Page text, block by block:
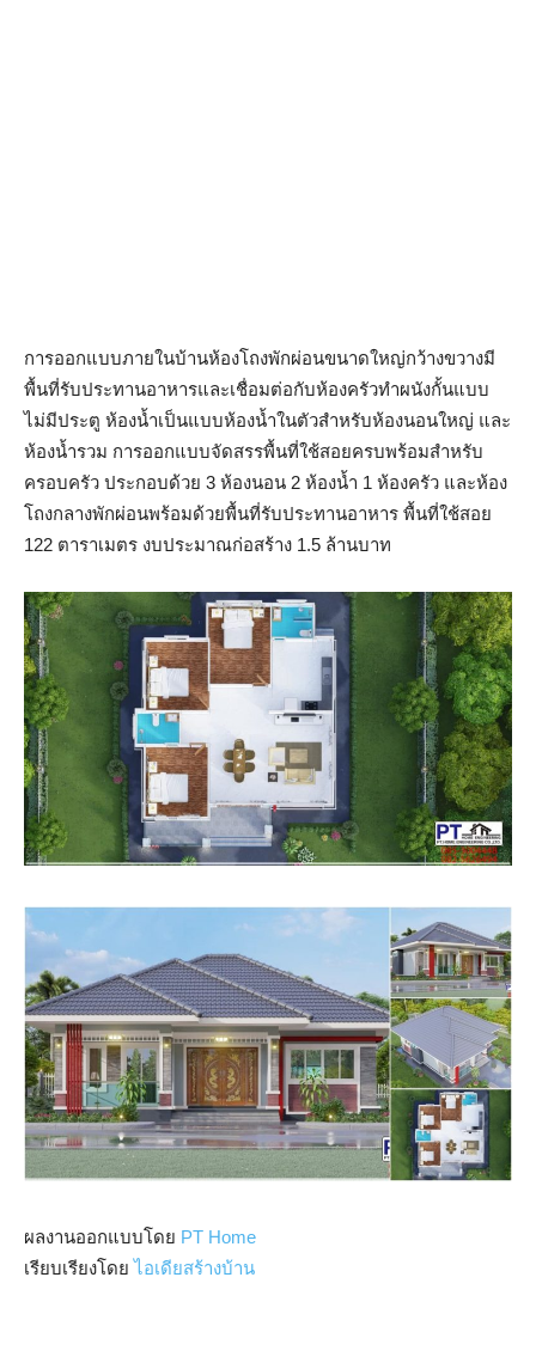
การออกแบบภายในบ้านห้องโถงพักผ่อนขนาดใหญ่กว้างขวางมี
พื้นที่รับประทานอาหารและเชื่อมต่อกับห้องครัวทำผนังกั้นแบบ
ไม่มีประตู ห้องน้ำเป็นแบบห้องน้ำในตัวสำหรับห้องนอนใหญ่ และ
ห้องน้ำรวม การออกแบบจัดสรรพื้นที่ใช้สอยครบพร้อมสำหรับ
ครอบครัว ประกอบด้วย 3 ห้องนอน 2 ห้องน้ำ 1 ห้องครัว และห้อง
โถงกลางพักผ่อนพร้อมด้วยพื้นที่รับประทานอาหาร พื้นที่ใช้สอย
122 ตาราเมตร งบประมาณก่อสร้าง 1.5 ล้านบาท
ผลงานออกแบบโดย PT Home
เรียบเรียงโดยไอเดียสร้างบ้าน